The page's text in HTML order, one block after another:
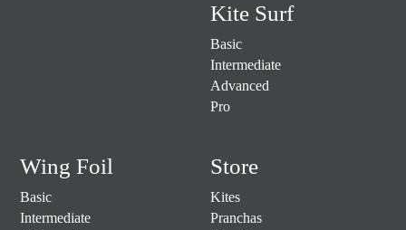
Kite Surf
Basic
Intermediate
Advanced
Pro
Wing Foil
Basic
Intermediate
Store
Kites
Pranchas